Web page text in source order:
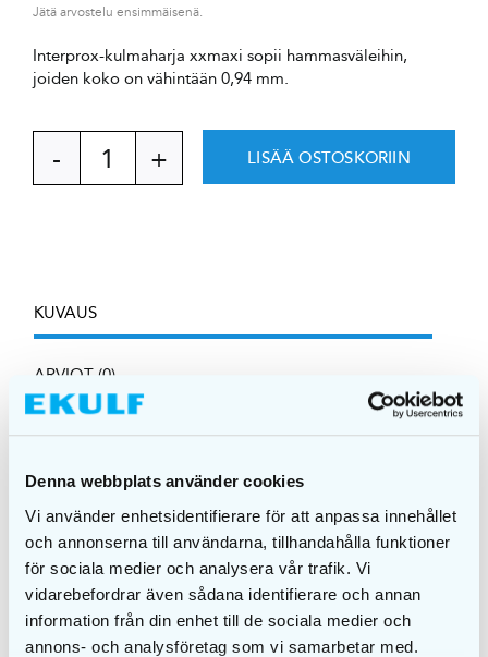
Denna webbplats använder cookies
Vi använder enhetsidentifierare för att anpassa innehållet
och annonserna till användarna, tillhandahålla funktioner
för sociala medier och analysera vår trafik. Vi
vidarebefordrar även sådana identifierare och annan
information från din enhet till de sociala medier och
annons- och analysföretag som vi samarbetar med.
Jätä arvostelu ensimmäisenä.
Interprox-kulmaharja xxmaxi sopii hammasväleihin,
joiden koko on vähintään 0,94 mm.
Interprox
plus
LISÄÄ OSTOSKORIIN
KUVAUS
ARVIOT (0)
helpottaa hampaiden väli- ja ulkopintojen
puhdistusta. Jokainen harja koostuu lyhyestä
kaksikomponenttisesta varresta, joka tarjoaa hyvän
hallinnan, sekä muovisesta suojuksesta, joka suojaa
harjaa. Välipuhdistusharjaa ei tulisi koskaan pakottaa
hampaiden väliin, vaan sen tulisi liukua kevyesti.